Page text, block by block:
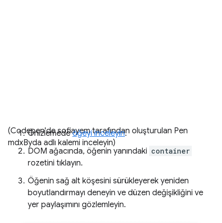
(Codepen'de sofiayem tarafından oluşturulan Pen
mdxByda adlı kalemi inceleyin)
Önizlemedeöğeyi inceleyin.
DOM ağacında, öğenin yanındaki container
rozetini tıklayın.
Öğenin sağ alt köşesini sürükleyerek yeniden
boyutlandırmayı deneyin ve düzen değişikliğini ve
yer paylaşımını gözlemleyin.